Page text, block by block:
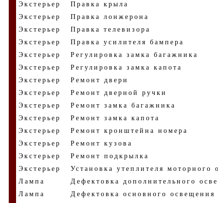
Экстерьер
Правка крыла
Экстерьер
Правка лонжерона
Экстерьер
Правка телевизора
Экстерьер
Правка усилителя бампера
Экстерьер
Регулировка замка багажника
Экстерьер
Регулировка замка капота
Экстерьер
Ремонт двери
Экстерьер
Ремонт дверной ручки
Экстерьер
Ремонт замка багажника
Экстерьер
Ремонт замка капота
Экстерьер
Ремонт кронштейна номера
Экстерьер
Ремонт кузова
Экстерьер
Ремонт подкрылка
Экстерьер
Установка утеплителя моторного
Лампа
Дефектовка дополнительного
Лампа
Дефектовка основного освещения